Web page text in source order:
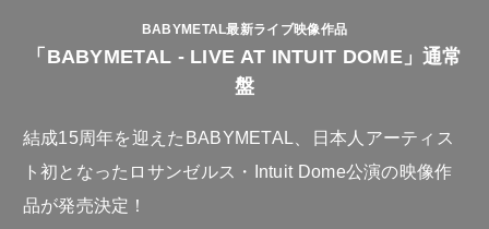
BABYMETAL最新ライブ映像作品
「BABYMETAL - LIVE AT INTUIT DOME」通常
盤
結成15周年を迎えたBABYMETAL、日本人アーティス
ト初となったロサンゼルス・Intuit Dome公演の映像作
品が発売決定！